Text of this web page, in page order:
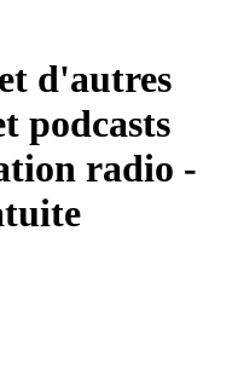
d'autres
podcasts
radio -